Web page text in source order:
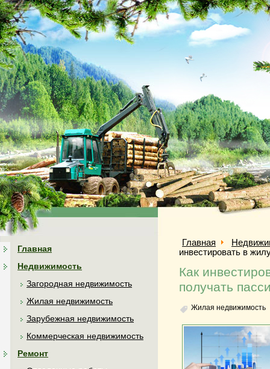
Главная
Недвижимость
Загородная недвижимость
Жилая недвижимость
Зарубежная недвижимость
Коммерческая недвижимость
Ремонт
Главная
инвестировать в
Как
получать
Жилая недвижимость